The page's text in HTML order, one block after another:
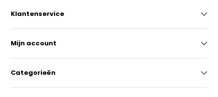
Klantenservice
Mijn account
Categorieën